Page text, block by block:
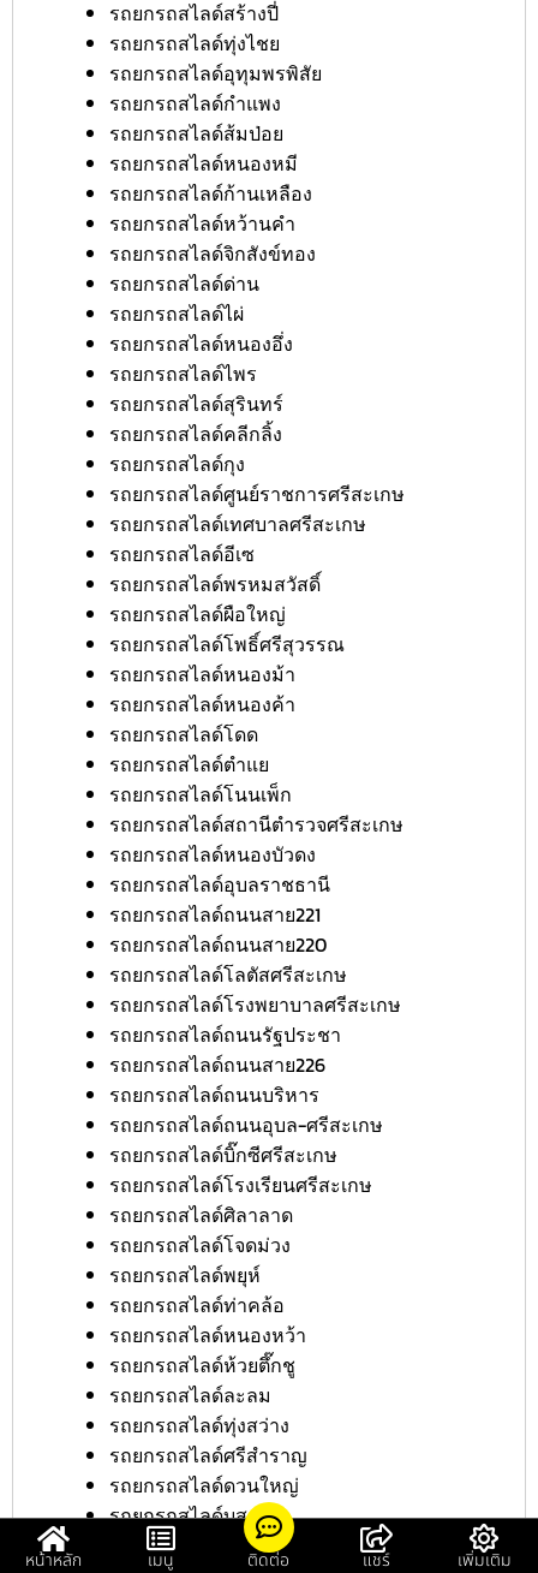
รถยกรถสไลด์สร้างปี่
รถยกรถสไลด์ทุ่งไชย
รถยกรถสไลด์อุทุมพรพิสัย
รถยกรถสไลด์กำแพง
รถยกรถสไลด์ส้มป่อย
รถยกรถสไลด์หนองหมี
รถยกรถสไลด์ก้านเหลือง
รถยกรถสไลด์หว้านคำ
รถยกรถสไลด์จิกสังข์ทอง
รถยกรถสไลด์ด่าน
รถยกรถสไลด์ไผ่
รถยกรถสไลด์หนองอึ่ง
รถยกรถสไลด์ไพร
รถยกรถสไลด์สุรินทร์
รถยกรถสไลด์คลีกลิ้ง
รถยกรถสไลด์กุง
รถยกรถสไลด์ศูนย์ราชการศรีสะเกษ
รถยกรถสไลด์เทศบาลศรีสะเกษ
รถยกรถสไลด์อีเซ
รถยกรถสไลด์พรหมสวัสดิ์
รถยกรถสไลด์ผือใหญ่
รถยกรถสไลด์โพธิ์ศรีสุวรรณ
รถยกรถสไลด์หนองม้า
รถยกรถสไลด์หนองค้า
รถยกรถสไลด์โดด
รถยกรถสไลด์ตำแย
รถยกรถสไลด์โนนเพ็ก
รถยกรถสไลด์สถานีตำรวจศรีสะเกษ
รถยกรถสไลด์หนองบัวดง
รถยกรถสไลด์อุบลราชธานี
รถยกรถสไลด์ถนนสาย221
รถยกรถสไลด์ถนนสาย220
รถยกรถสไลด์โลตัสศรีสะเกษ
รถยกรถสไลด์โรงพยาบาลศรีสะเกษ
รถยกรถสไลด์ถนนรัฐประชา
รถยกรถสไลด์ถนนสาย226
รถยกรถสไลด์ถนนบริหาร
รถยกรถสไลด์ถนนอุบล-ศรีสะเกษ
รถยกรถสไลด์บิ๊กซีศรีสะเกษ
รถยกรถสไลด์โรงเรียนศรีสะเกษ
รถยกรถสไลด์ศิลาลาด
รถยกรถสไลด์โจดม่วง
รถยกรถสไลด์พยุห์
รถยกรถสไลด์ท่าคล้อ
รถยกรถสไลด์หนองหว้า
รถยกรถสไลด์ห้วยตึ๊กชู
รถยกรถสไลด์ละลม
รถยกรถสไลด์ทุ่งสว่าง
รถยกรถสไลด์ศรีสำราญ
รถยกรถสไลด์ดวนใหญ่
รถยกรถสไลด์บุสูง
รถยกรถสไลด์รุ่งระวี
หน้าหลัก เมนู ติดต่อ แชร์ เพิ่มเติม